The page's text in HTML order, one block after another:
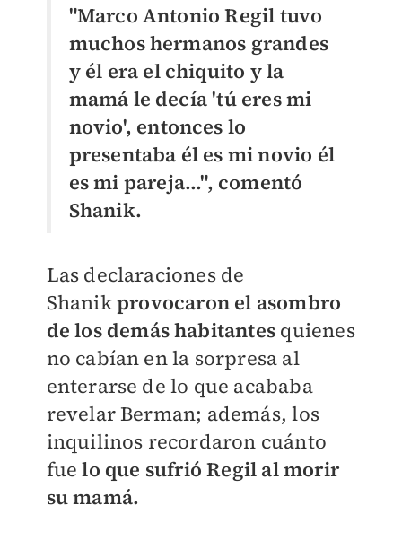
"Marco Antonio Regil tuvo
muchos hermanos grandes
y él era el chiquito y la
mamá le decía 'tú eres mi
novio', entonces lo
presentaba él es mi novio él
es mi pareja...", comentó
Shanik.
Las declaraciones de
Shanikprovocaron el asombro
de los demás habitantes quienes
no cabían en la sorpresa al
enterarse de lo que acababa
revelar Berman; además, los
inquilinos recordaron cuánto
fuelo que sufrió Regil al morir
su mamá.